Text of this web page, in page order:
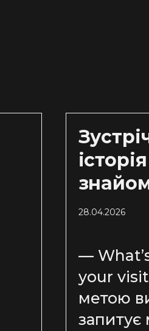
28.04.2026
—
your
метою
запитує